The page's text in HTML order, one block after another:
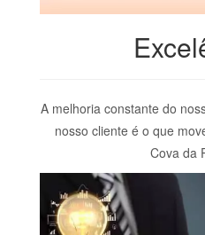
A melhoria constante do
nosso cliente é o que
Cova da